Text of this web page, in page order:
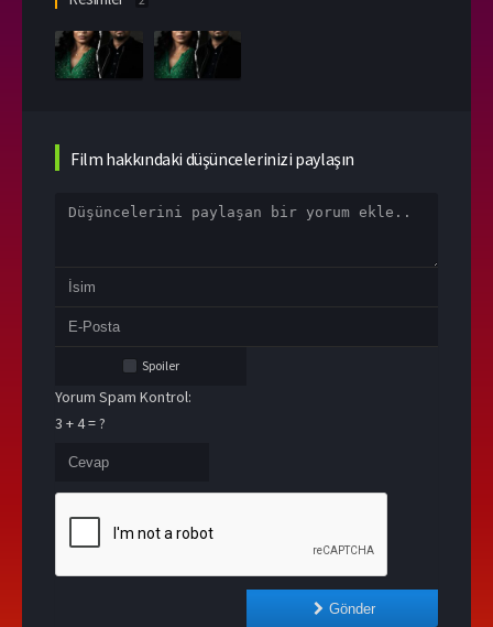
Film hakkındaki düşüncelerinizi paylaşın
Spoiler
Yorum Spam Kontrol:
3 + 4 = ?
Gönder